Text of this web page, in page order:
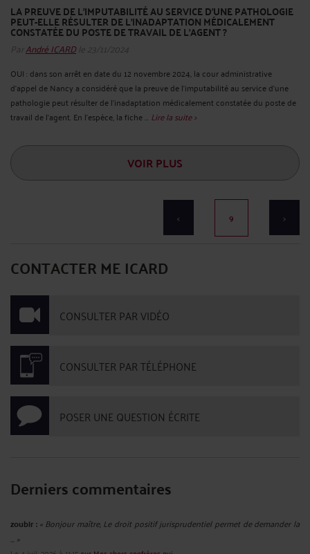
LA PREUVE DE L’IMPUTABILITÉ AU SERVICE D’UNE PATHOLOGIE
PEUT-ELLE RÉSULTER DE L’INADAPTATION MÉDICALEMENT
CONSTATÉE DU POSTE DE TRAVAIL DE L’AGENT ?
ParAndré ICARDle 23/11/2024
OUI : dans son arrêt en date du 12 novembre 2024, la cour administrative
d’appel de Nancy a considéré que la preuve de l’imputabilité au service d’une
pathologie peut résulter de l’inadaptation médicalement constatée du poste de
travail de l’agent. En l’espèce, la fiche ... Lire la suite >
VOIR PLUS
< 9 >
CONTACTER ME ICARD
CONSULTER PAR VIDÉO
CONSULTER PAR TÉLÉPHONE
POSER UNE QUESTION ÉCRITE
Derniers commentaires
zoubir : « Bonjour maître, Le droit positif jurisprudentiel permet de demander la
... »